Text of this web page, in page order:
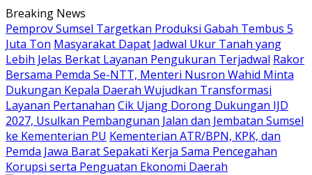
Langsung
ke
konten
Breaking News
Pemprov Sumsel Targetkan Produksi Gabah Tembus 5
Juta Ton Masyarakat Dapat Jadwal Ukur Tanah yang
Lebih Jelas Berkat Layanan Pengukuran Terjadwal Rakor
Bersama Pemda Se-NTT, Menteri Nusron Wahid Minta
Dukungan Kepala Daerah Wujudkan Transformasi
Layanan Pertanahan Cik Ujang Dorong Dukungan IJD
2027, Usulkan Pembangunan Jalan dan Jembatan Sumsel
ke Kementerian PU Kementerian ATR/BPN, KPK, dan
Pemda Jawa Barat Sepakati Kerja Sama Pencegahan
Korupsi serta Penguatan Ekonomi Daerah